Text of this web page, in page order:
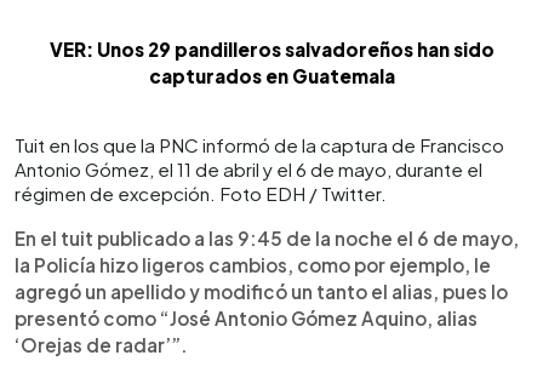
VER: Unos 29 pandilleros salvadoreños han sido
capturados en Guatemala
Tuit en los que la PNC informó de la captura de Francisco
Antonio Gómez, el 11 de abril y el 6 de mayo, durante el
régimen de excepción. Foto EDH / Twitter.
En el tuit publicado a las 9:45 de la noche el 6 de mayo,
la Policía hizo ligeros cambios, como por ejemplo, le
agregó un apellido y modificó un tanto el alias, pues lo
presentó como “José Antonio Gómez Aquino, alias
‘Orejas de radar’”.